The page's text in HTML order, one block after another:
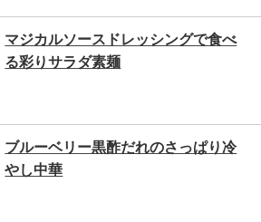
マジカルソースドレッシングで食べ
る彩りサラダ素麺
ブルーベリー黒酢だれのさっぱり冷
やし中華